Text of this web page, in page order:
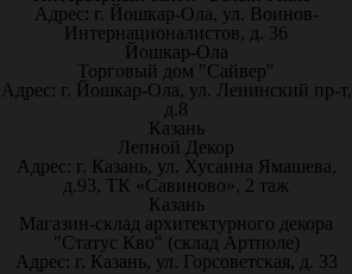
Адрес: г. Йошкар-Ола, ул. Воинов-
Интернационалистов, д. 36
Йошкар-Ола
Торговый дом "Сайвер"
Адрес: г. Йошкар-Ола, ул. Ленинский пр-т,
д.8
Казань
Лепной Декор
Адрес: г. Казань, ул. Хусаина Ямашева,
д.93, ТК «Савиново», 2 таж
Казань
Магазин-склад архитектурного декора
"Статус Кво" (склад Артполе)
Адрес: г. Казань, ул. Горсоветская, д. 33